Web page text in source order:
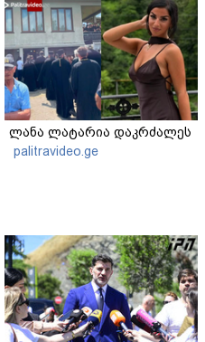
ლანა ლატარია დაკრძალეს
palitravideo.ge